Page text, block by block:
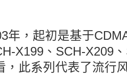
年，起初是基于
X199、SCH-X209
，此系列代表了流行